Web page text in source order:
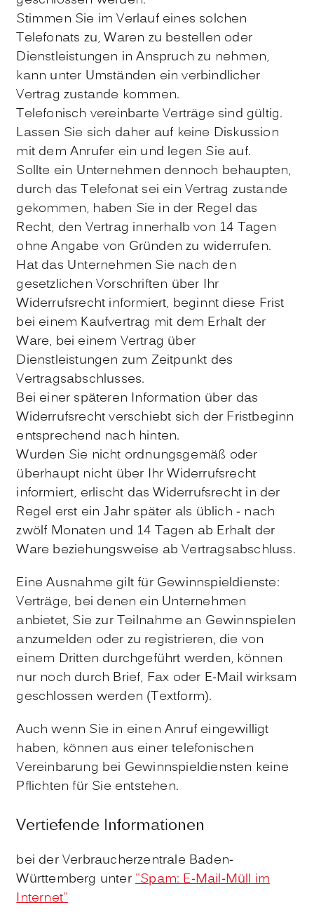
Stimmen Sie im Verlauf eines solchen
Telefonats zu, Waren zu bestellen oder
Dienstleistungen in Anspruch zu nehmen,
kann unter Umständen ein verbindlicher
Vertrag zustande kommen.
Telefonisch vereinbarte Verträge sind gültig.
Lassen Sie sich daher auf keine Diskussion
mit dem Anrufer ein und legen Sie auf.
Sollte ein Unternehmen dennoch behaupten,
durch das Telefonat sei ein Vertrag zustande
gekommen, haben Sie in der Regel das
Recht, den Vertrag innerhalb von 14 Tagen
ohne Angabe von Gründen zu widerrufen.
Hat das Unternehmen Sie nach den
gesetzlichen Vorschriften über Ihr
Widerrufsrecht informiert, beginnt diese Frist
bei einem Kaufvertrag mit dem Erhalt der
Ware, bei einem Vertrag über
Dienstleistungen zum Zeitpunkt des
Vertragsabschlusses.
Bei einer späteren Information über das
Widerrufsrecht verschiebt sich der Fristbeginn
entsprechend nach hinten.
Wurden Sie nicht ordnungsgemäß oder
überhaupt nicht über Ihr Widerrufsrecht
informiert, erlischt das Widerrufsrecht in der
Regel erst ein Jahr später als üblich - nach
zwölf Monaten und 14 Tagen ab Erhalt der
Ware beziehungsweise ab Vertragsabschluss.
Eine Ausnahme gilt für Gewinnspieldienste:
Verträge, bei denen ein Unternehmen
anbietet, Sie zur Teilnahme an Gewinnspielen
anzumelden oder zu registrieren, die von
einem Dritten durchgeführt werden, können
nur noch durch Brief, Fax oder E-Mail wirksam
geschlossen werden (Textform).
Auch wenn Sie in einen Anruf eingewilligt
haben, können aus einer telefonischen
Vereinbarung bei Gewinnspieldiensten keine
Pflichten für Sie entstehen.
Vertiefende Informationen
bei der Verbraucherzentrale Baden-
Württemberg unter"Spam: E-Mail-Müll im
Internet"